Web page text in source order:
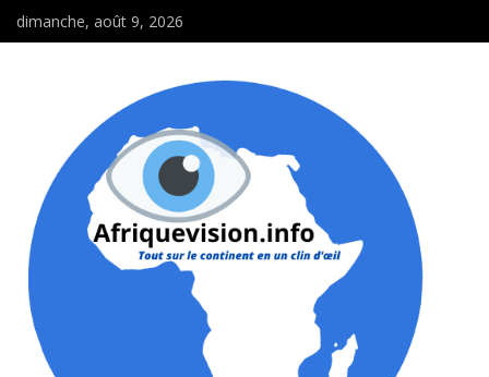
dimanche, août 9, 2026